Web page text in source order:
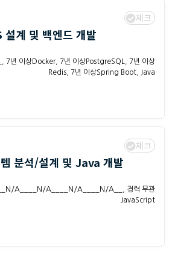
체크
계 및 백엔드 개발
7년 이상Docker, 7년 이상PostgreSQL
7년 이상
Redis
7년 이상Spring Boot
Java
체크
분석/설계 및 Java 개발
A____N/A____N/A____N/A__
경력 무관
JavaScript